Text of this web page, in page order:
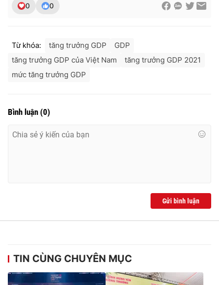
0 0
Từ khóa: tăng trưởng GDP
GDP
tăng trưởng GDP của Việt Nam
tăng trưởng GDP 2021
mức tăng trưởng GDP
Bình luận (0)
Gửi bình luận
TIN CÙNG CHUYÊN MỤC